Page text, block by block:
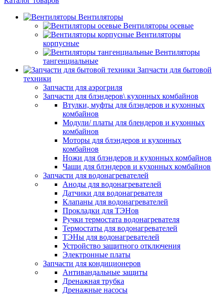
Вентиляторы
Вентиляторы осевые
Вентиляторы
корпусные
Вентиляторы
тангенциальные
Запчасти для бытовой
техники
Запчасти для аэрогриля
Запчасти для блэндеров\ кухонных комбайнов
Втулки, муфты для блэндеров и кухонных
комбайнов
Модули/ платы для блендеров и кухонных
комбайнов
Моторы для блэндеров и кухонных
комбайнов
Ножи для блэндеров и кухонных комбайнов
Чаши для блэндеров и кухонных комбайнов
Запчасти для водонагревателей
Аноды для водонагревателей
Датчики для водонагревателя
Клапаны для водонагревателей
Прокладки для ТЭНов
Ручки термостата водонагревателя
Термостаты для водонагревателей
ТЭНы для водонагревателей
Устройство защитного отключения
Электронные платы
Запчасти для кондиционеров
Антивандальные защиты
Дренажная трубка
Дренажные насосы